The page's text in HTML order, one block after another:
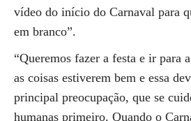
vídeo do início do Carnaval para
em branco”.
“Queremos fazer a festa e ir para
as coisas estiverem bem e essa
principal preocupação, que se
humanas primeiro. Quando o